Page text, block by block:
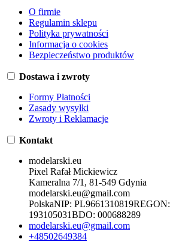
O firmie
Regulamin sklepu
Polityka prywatności
Informacja o cookies
Bezpieczeństwo produktów
Dostawa i zwroty
Formy Płatności
Zasady wysyłki
Zwroty i Reklamacje
Kontakt
modelarski.eu
Pixel Rafał Mickiewicz
Kameralna 7/1, 81-549 Gdynia
modelarski.eu@gmail.com
PolskaNIP: PL9661310819REGON:
193105031BDO: 000688289
modelarski.eu@gmail.com
+48502649384